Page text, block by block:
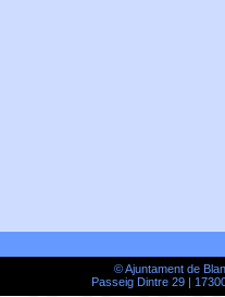
© Ajuntament de
Passeig Dintre 29 |